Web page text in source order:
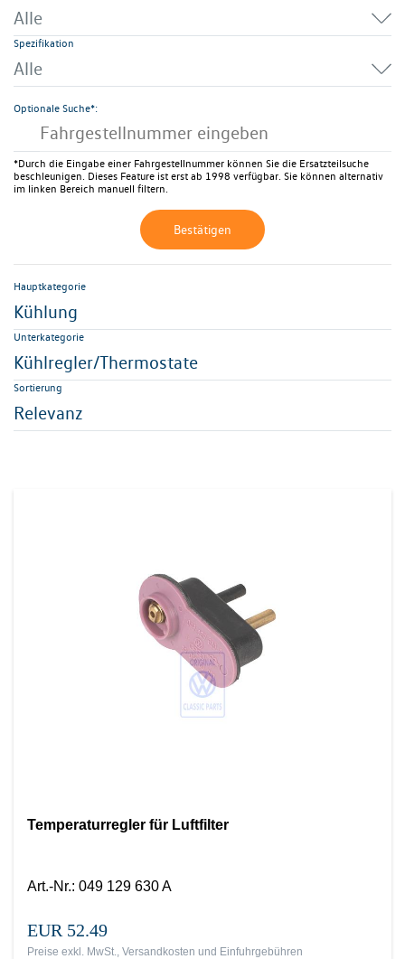
Alle
Spezifikation
Alle
Optionale Suche*:
*Durch die Eingabe einer Fahrgestellnummer können Sie die Ersatzteilsuche
beschleunigen. Dieses Feature ist erst ab 1998 verfügbar. Sie können alternativ
im linken Bereich manuell filtern.
Bestätigen
Hauptkategorie
Kühlung
Unterkategorie
Kühlregler/Thermostate
Sortierung
Relevanz
Temperaturregler für Luftfilter
Art.-Nr.: 049 129 630 A
EUR 52.49
Preise exkl. MwSt., Versandkosten und Einfuhrgebühren